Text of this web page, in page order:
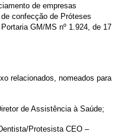
de empresas
confecção de Próteses
GM/MS nº 1.924, de 17
relacionados, nomeados para
de Assistência à Saúde;
Protesista CEO –